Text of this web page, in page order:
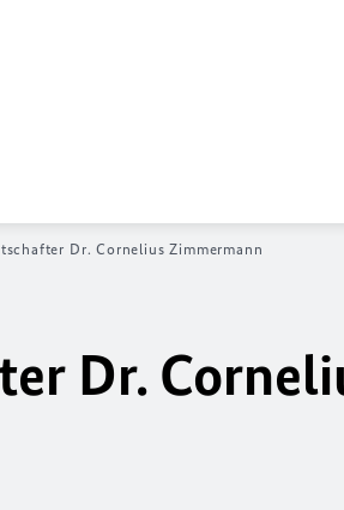
Dr. Cornelius Zimmermann
Dr.